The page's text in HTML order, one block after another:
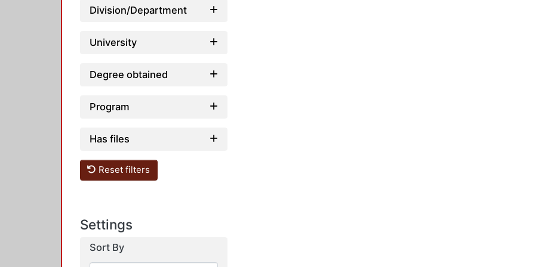
Division/Department
University
Degree obtained
Program
Has files
Reset filters
Settings
Sort By